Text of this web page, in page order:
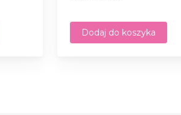
Dodaj do koszyka